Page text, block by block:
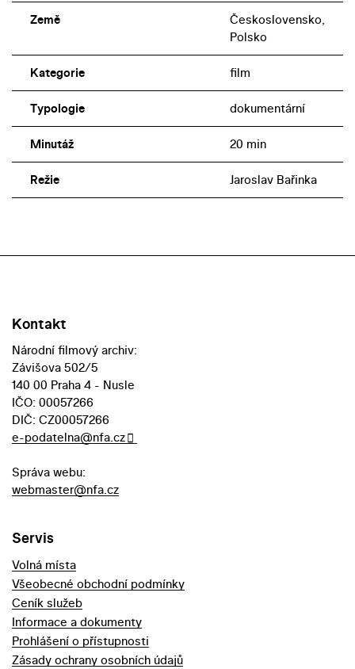
Země
Československo,
Polsko
Kategorie film
Typologie dokumentární
Minutáž 20 min
Režie Jaroslav Bařinka
Kontakt
Národní filmový archiv:
Závišova 502/5
140 00 Praha 4 - Nusle
IČO: 00057266
DIČ: CZ00057266
e-podatelna@nfa.cz
Správa webu:
webmaster@nfa.cz
Servis
Volná místa
Všeobecné obchodní podmínky
Ceník služeb
Informace a dokumenty
Prohlášení o přístupnosti
Zásady ochrany osobních údajů